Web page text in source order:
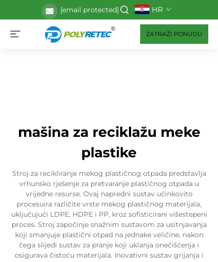
[email protected] HR
ZATRAŽI PONUDU
mašina za reciklažu meke
plastike
Stroj za recikliranje mekog plastičnog otpada predstavlja
vrhunsko rješenje za pretvaranje plastičnog otpada u
vrijedne resurse. Ovaj napredni sustav učinkovito
procesuira različite vrste mekog plastičnog materijala,
uključujući LDPE, HDPE i PP, kroz sofisticirani višestepeni
proces. Stroj započinje snažnim sustavom za usitnjavanja
koji smanjuje plastični otpad na jednake veličine, nakon
čega slijedi sustav za pranje koji uklanja onečišćenja i
osigurava čistoću materijala. Inovativni sustav grijanja i